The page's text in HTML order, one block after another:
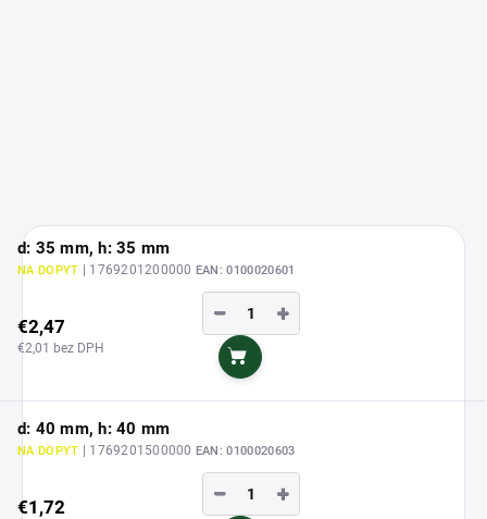
d: 35 mm, h: 35 mm
NA DOPYT | 1769201200000 EAN: 0100020601
€2,47
€2,01 bez DPH
+
−
Do košíka
d: 40 mm, h: 40 mm
NA DOPYT | 1769201500000 EAN: 0100020603
€1,72 +
−